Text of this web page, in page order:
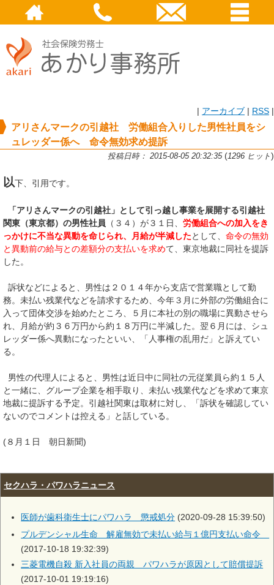
| アーカイブ | RSS |
アリさんマークの引越社 労働組合入りした男性社員をシ
ュレッダー係へ 命令無効求め提訴
投稿日時： 2015-08-05 20:32:35(1296 ヒット)
以下、引用です。
「アリさんマークの引越社」として引っ越し事業を展開する引越社
関東（東京都）の男性社員 （３４）が３１日、 労働組合への加入をき
っかけに不当な異動を命じられ、月給が半減したとして、 命令の無効
と異動前の給与との差額分の支払いを求めて、東京地裁に同社を提訴
した。
訴状などによると、男性は２０１４年から支店で営業職として勤
務。未払い残業代などを請求するため、今年３月に外部の労働組合に
入って団体交渉を始めたところ、５月に本社の別の職場に異動させら
れ、月給が約３６万円から約１８万円に半減した。翌６月には、シュ
レッダー係へ異動になったといい、「人事権の乱用だ」と訴えてい
る。
男性の代理人によると、男性は近日中に同社の元従業員ら約１５人
と一緒に、グループ企業を相手取り、未払い残業代などを求めて東京
地裁に提訴する予定。引越社関東は取材に対し、「訴状を確認してい
ないのでコメントは控える」と話している。
(８月１日 朝日新聞)
セクハラ・パワハラニュース
医師が歯科衛生士にパワハラ 懲戒処分 (2020-09-28 15:39:50)
プルデンシャル生命 解雇無効で未払い給与１億円支払い命令
(2017-10-18 19:32:39)
三菱電機自殺 新入社員の両親 パワハラが原因として賠償提訴
(2017-10-01 19:19:16)